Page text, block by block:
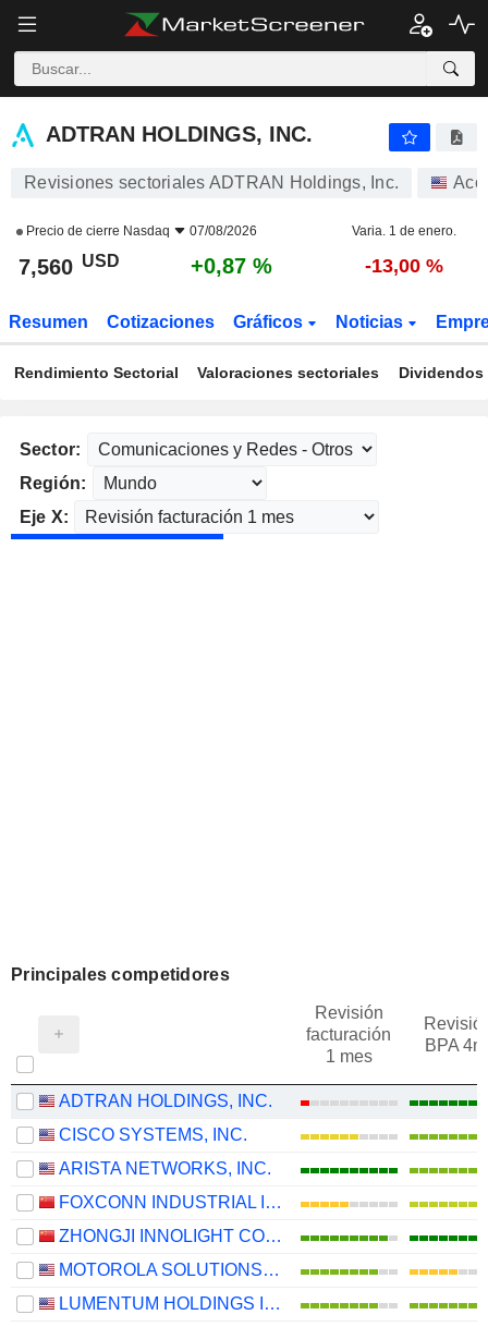
ADTRAN HOLDINGS, INC.
ADTRAN HOLDINGS, INC.
Revisiones sectoriales ADTRAN Holdings, Inc.
Precio de cierre Nasdaq 07/08/2026 Varia. 1 de enero.
7,560 USD +0,87 % -13,00 %
Resumen Cotizaciones Gráficos Noticias
Rendimiento Sectorial Valoraciones sectoriales
Sector:
Región:
Eje X:
Principales competidores
Revisión
facturación
1 mes
BPA
ADTRAN HOLDINGS, INC.
CISCO SYSTEMS, INC.
ARISTA NETWORKS, INC.
FOXCONN INDUSTRIAL INTERNET CO., LTD.
ZHONGJI INNOLIGHT CO., LTD.
MOTOROLA SOLUTIONS, INC.
LUMENTUM HOLDINGS INC.